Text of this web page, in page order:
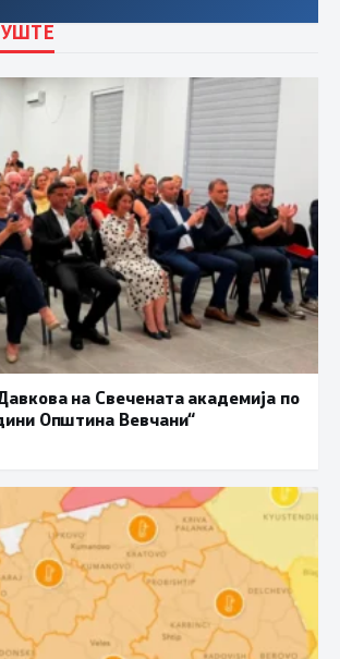
на Свечената академија по
Општина Вевчани“